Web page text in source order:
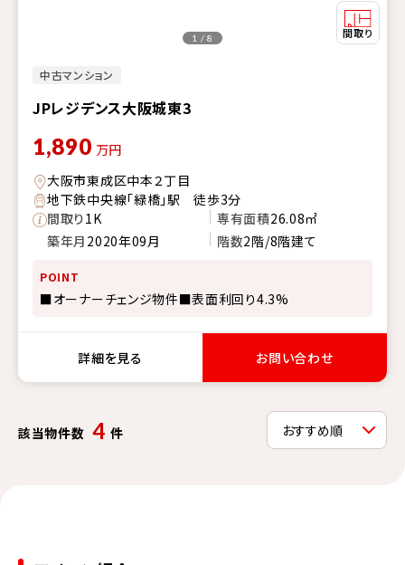
中古マンション
JPレジデンス大阪城東3
1 / 8
1,890 万円
大阪市東成区中本２丁目
地下鉄中央線「緑橋」駅 徒歩3分
間取り1K 専有面積26.08㎡
築年月 2020年09月 階数2階/8階建て
POINT
■オーナーチェンジ物件■表面利回り4.3%
詳細を見る お問い合わせ
該当物件数 4 件